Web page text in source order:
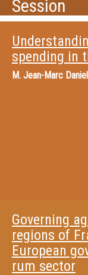
Session
spending in
M. Jean-Marc Daniel
Governing
regions of
European
rum sector